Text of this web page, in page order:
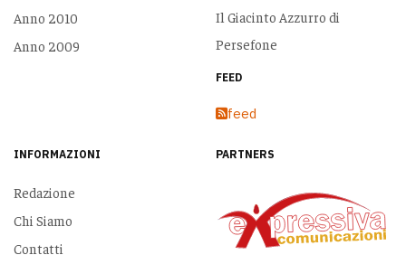
Anno 2010
Anno 2009
Il Giacinto Azzurro di
Persefone
FEED
feed
INFORMAZIONI
Redazione
Chi Siamo
Contatti
PARTNERS